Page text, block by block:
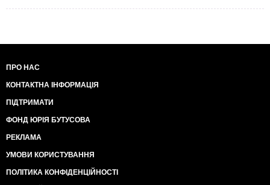
ПРО НАС
КОНТАКТНА ІНФОРМАЦІЯ
ПІДТРИМАТИ
ФОНД ЮРІЯ БУТУСОВА
РЕКЛАМА
УМОВИ КОРИСТУВАННЯ
ПОЛІТИКА КОНФІДЕНЦІЙНОСТІ